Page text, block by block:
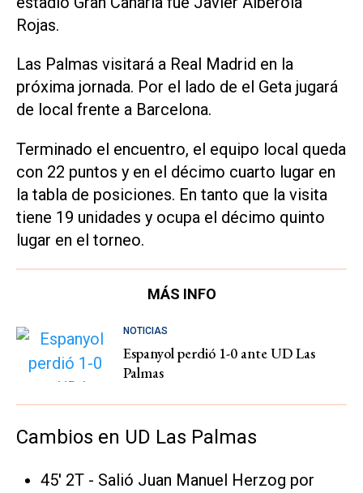
Rojas.
Las Palmas visitará a Real Madrid en la
próxima jornada. Por el lado de el Geta jugará
de local frente a Barcelona.
Terminado el encuentro, el equipo local queda
con 22 puntos y en el décimo cuarto lugar en
la tabla de posiciones. En tanto que la visita
tiene 19 unidades y ocupa el décimo quinto
lugar en el torneo.
MÁS INFO
NOTICIAS
Espanyol perdió 1-0 ante UD Las
Palmas
Cambios en UD Las Palmas
45' 2T - Salió Juan Manuel Herzog por